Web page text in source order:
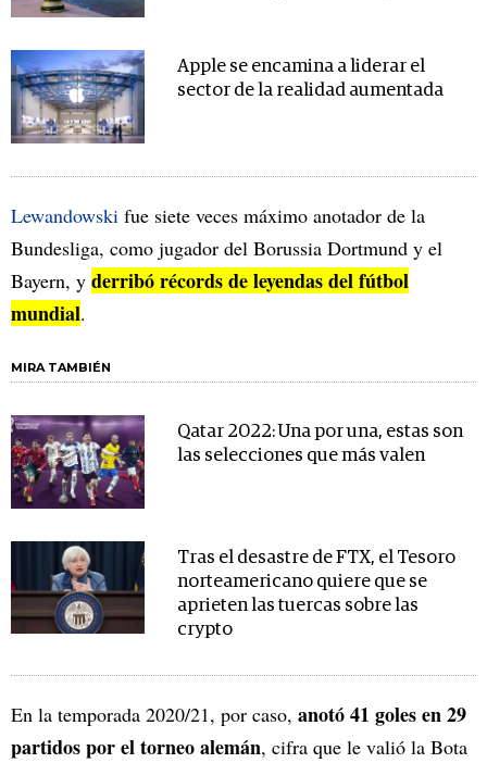
Apple se encamina a liderar el
sector de la realidad aumentada
Lewandowski fue siete veces máximo anotador de la
Bundesliga, como jugador del Borussia Dortmund y el
Bayern, y derribó récords de leyendas del fútbol
mundial.
MIRA TAMBIÉN
Qatar 2022: Una por una, estas son
las selecciones que más valen
Tras el desastre de FTX, el Tesoro
norteamericano quiere que se
aprieten las tuercas sobre las
crypto
En la temporada 2020/21, por caso, anotó 41 goles en 29
partidos por el torneo alemán, cifra que le valió la Bota